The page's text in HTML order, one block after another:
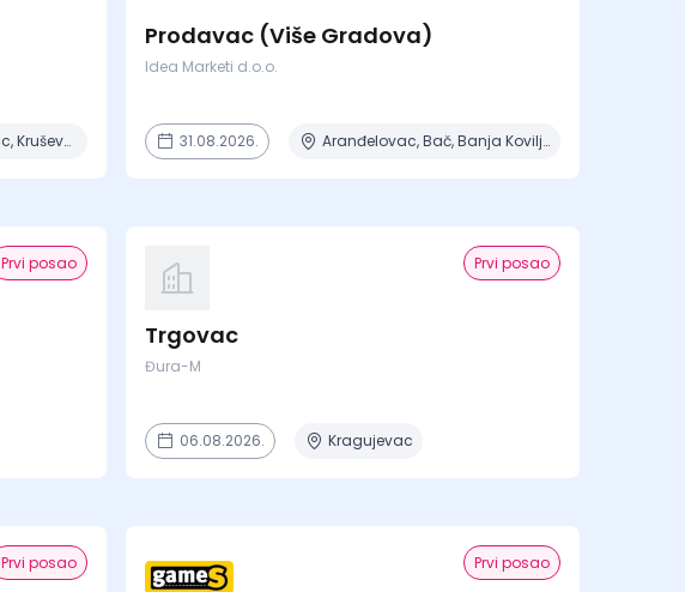
Beograd, Kragujevac, Kruševac, Lapovo, Niš + 4 mesta
Prodavac (Više Gradova)
Idea Marketi d.o.o.
31.08.2026. Aranđelovac, Bač, Banja Koviljača, Beograd, Boljevac + 16 mesta
Prvi posao Prvi posao
Trgovac
Đura-M
06.08.2026. Kragujevac
Prvi posao Prvi posao